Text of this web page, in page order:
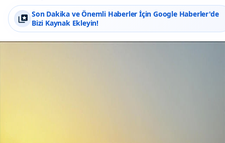
Son Dakika ve Önemli Haberler İçin Google Haberler'de
Bizi Kaynak Ekleyin!